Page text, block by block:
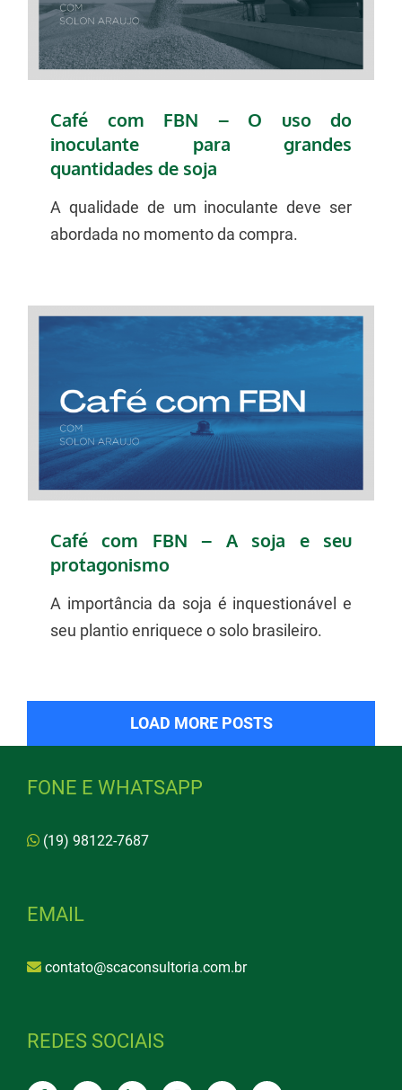
Café com FBN – O uso do
inoculante para grandes
quantidades de soja
A qualidade de um inoculante deve ser
abordada no momento da compra.
Café com FBN – A soja e seu
protagonismo
A importância da soja é inquestionável e
seu plantio enriquece o solo brasileiro.
LOAD MORE POSTS
FONE E WHATSAPP
(19) 98122-7687
EMAIL
contato@scaconsultoria.com.br
REDES SOCIAIS